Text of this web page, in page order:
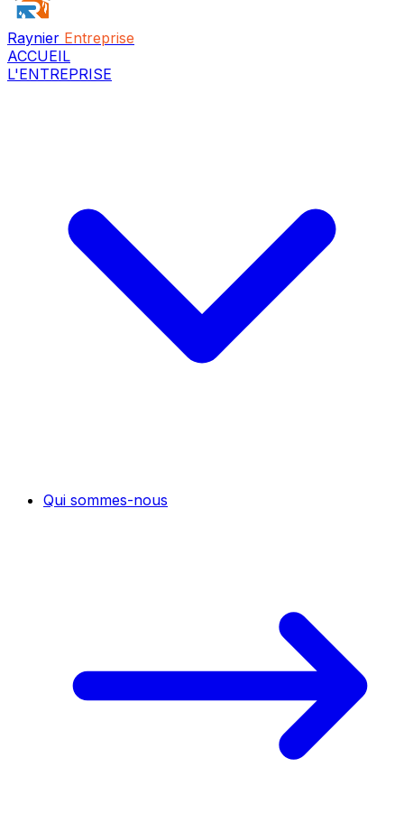
Raynier Entreprise
ACCUEIL
L'ENTREPRISE
Qui sommes-nous